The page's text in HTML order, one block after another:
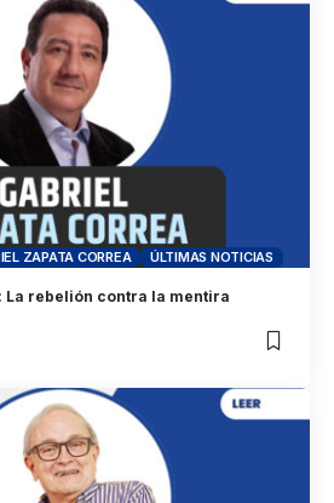
ZAPATA CORREA ÚLTIMAS NOTICIAS
La rebelión contra la mentira